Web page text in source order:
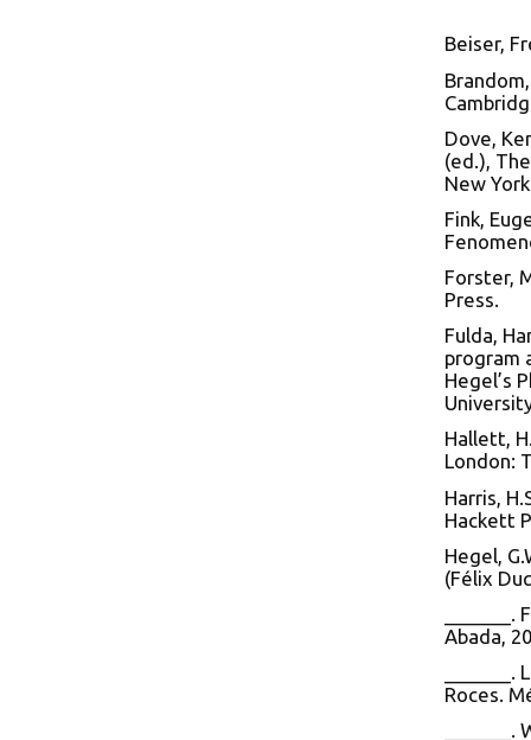
Beiser,
Dove,
(ed.),
New
Fink,
Forster,
Press.
Fulda,
program
Hegel’s
Hallett,
London:
Harris,
Hackett
Hegel,
(Félix
Abada,
Roces.